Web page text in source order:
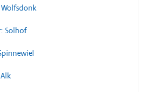
Solhof